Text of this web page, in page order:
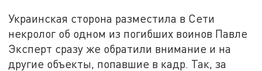
Украинская сторона разместила в Сети
некролог об одном из погибших воинов Павле
Эксперт сразу же обратили внимание и на
другие объекты, попавшие в кадр. Так, за